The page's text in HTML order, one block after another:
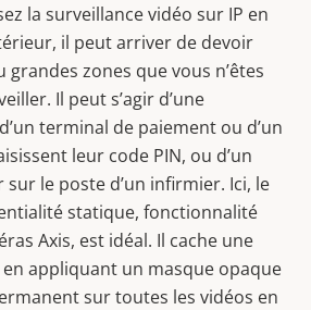
la surveillance vidéo sur IP en
il peut arriver de devoir
zones que vous n’êtes
Il peut s’agir d’une
terminal de paiement ou d’un
leur code PIN, ou d’un
sur le poste d’un infirmier. Ici, le
statique, fonctionnalité
Axis, est idéal. Il cache une
appliquant un masque opaque
sur toutes les vidéos en